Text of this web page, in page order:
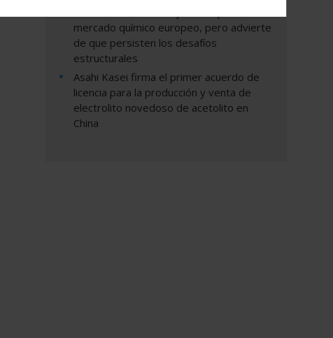
mercado químico europeo, pero advierte
de que persisten los desafíos
estructurales
Asahi Kasei firma el primer acuerdo de
licencia para la producción y venta de
electrolito novedoso de acetolito en
China